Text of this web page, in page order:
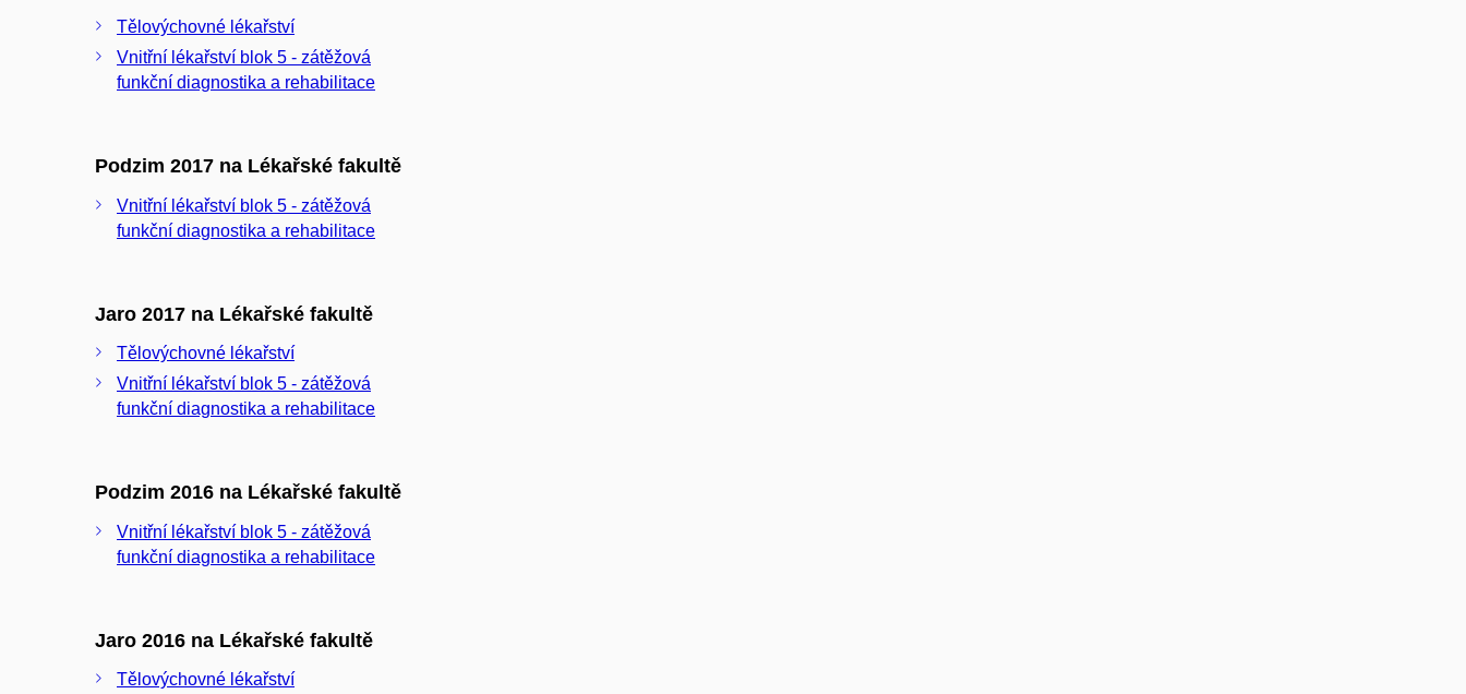
Tělovýchovné lékařství
Vnitřní lékařství blok 5 - zátěžová
funkční diagnostika a rehabilitace
Podzim 2017 na Lékařské fakultě
Vnitřní lékařství blok 5 - zátěžová
funkční diagnostika a rehabilitace
Jaro 2017 na Lékařské fakultě
Tělovýchovné lékařství
Vnitřní lékařství blok 5 - zátěžová
funkční diagnostika a rehabilitace
Podzim 2016 na Lékařské fakultě
Vnitřní lékařství blok 5 - zátěžová
funkční diagnostika a rehabilitace
Jaro 2016 na Lékařské fakultě
Tělovýchovné lékařství